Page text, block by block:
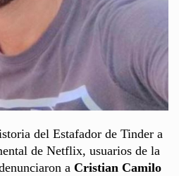
del Estafador de Tinder a
de Netflix, usuarios de la
a Cristian Camilo